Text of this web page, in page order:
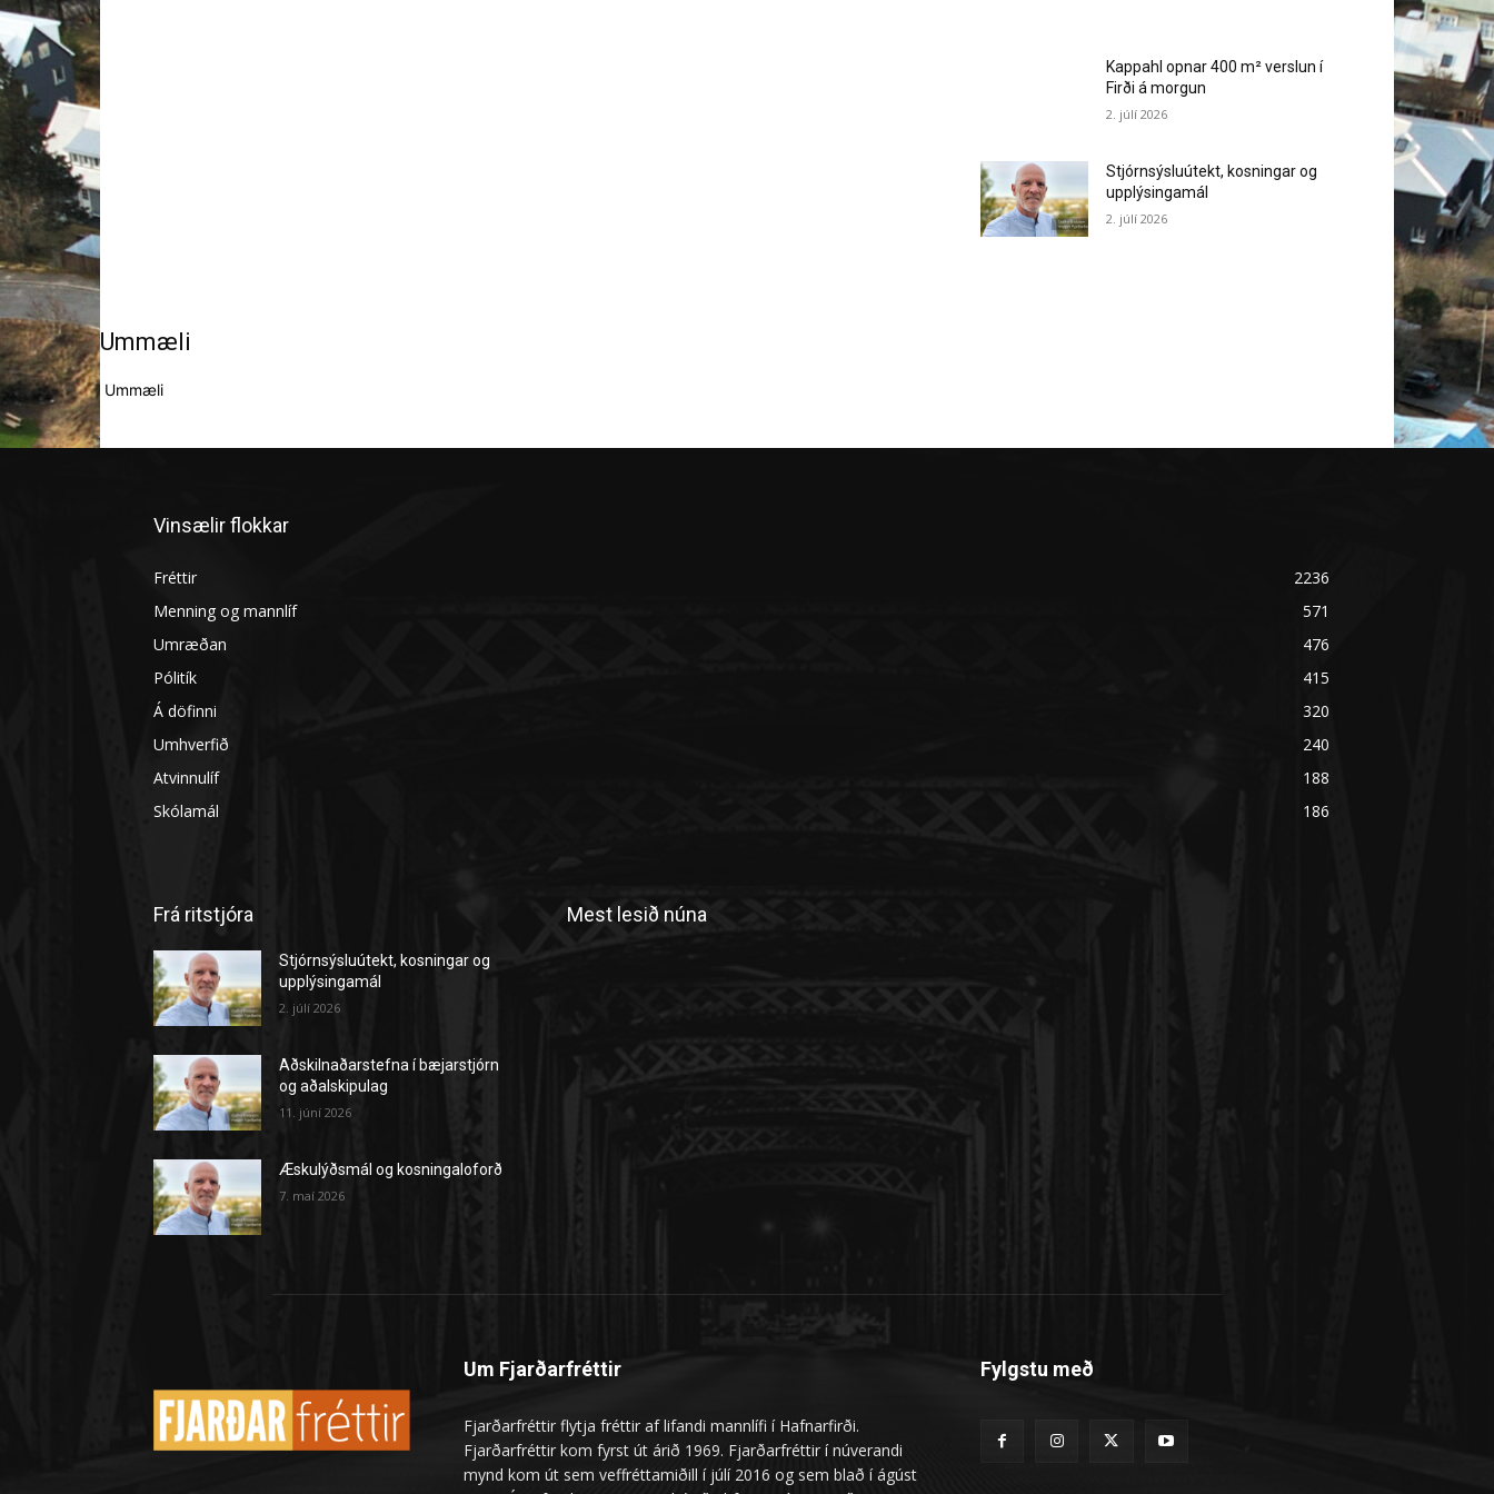
Kappahl opnar 400 m² verslun í
Firði á morgun
2. júlí 2026
Stjórnsýsluútekt, kosningar og
upplýsingamál
2. júlí 2026
Ummæli
Ummæli
Vinsælir flokkar
Fréttir
2236
Menning og mannlíf
571
Umræðan
476
Pólitík
415
Á döfinni
320
Umhverfið
240
Atvinnulíf
188
Skólamál
186
Frá ritstjóra
Stjórnsýsluútekt, kosningar og
upplýsingamál
2. júlí 2026
Aðskilnaðarstefna í bæjarstjórn
og aðalskipulag
11. júní 2026
Æskulýðsmál og kosningaloforð
7. maí 2026
Mest lesið núna
Um Fjarðarfréttir
Fjarðarfréttir flytja fréttir af lifandi mannlífi í Hafnarfirði.
Fjarðarfréttir kom fyrst út árið 1969. Fjarðarfréttir í núverandi
mynd kom út sem veffréttamiðill í júlí 2016 og sem blað í ágúst
Fylgstu með